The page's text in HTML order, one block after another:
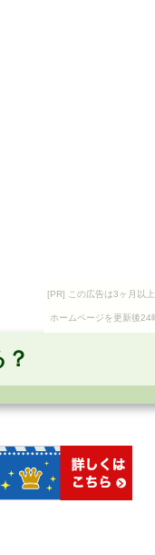
[PR] この広告は3ヶ月以
ホームページを更新後24